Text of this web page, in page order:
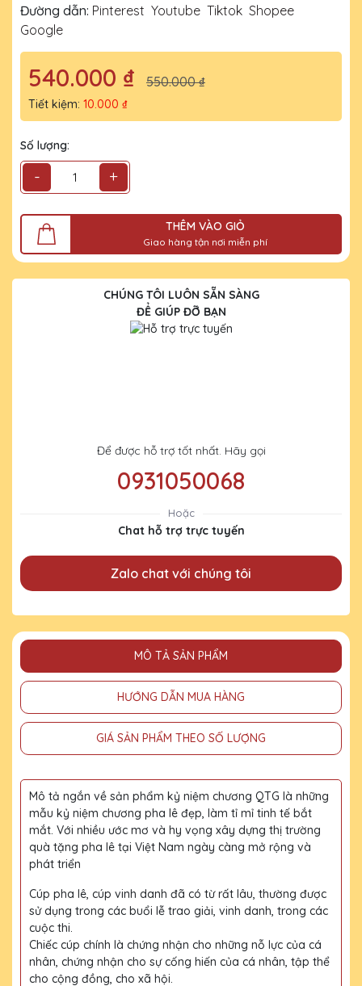
Đường dẫn: Pinterest Youtube Tiktok Shopee
Google
540.000 ₫ 550.000 ₫
Tiết kiệm: 10.000 ₫
Số lượng:
- +
THÊM VÀO GIỎ
Giao hàng tận nơi miễn phí
CHÚNG TÔI LUÔN SẴN SÀNG
ĐỂ GIÚP ĐỠ BẠN
Để được hỗ trợ tốt nhất. Hãy gọi
0931050068
Hoặc
Chat hỗ trợ trực tuyến
Zalo chat với chúng tôi
MÔ TẢ SẢN PHẨM
HƯỚNG DẪN MUA HÀNG
GIÁ SẢN PHẨM THEO SỐ LƯỢNG
Mô tả ngắn về sản phẩm kỷ niệm chương QTG là những
mẫu kỷ niệm chương pha lê đẹp, làm tỉ mỉ tinh tế bắt
mắt. Với nhiều ước mơ và hy vọng xây dựng thị trường
quà tặng pha lê tại Việt Nam ngày càng mở rộng và
phát triển
Cúp pha lê, cúp vinh danh đã có từ rất lâu, thường được
sử dụng trong các buổi lễ trao giải, vinh danh, trong các
cuộc thi.
Chiếc cúp chính là chứng nhận cho những nỗ lực của cá
nhân, chứng nhận cho sự cống hiến của cá nhân, tập thể
cho cộng đồng, cho xã hội.